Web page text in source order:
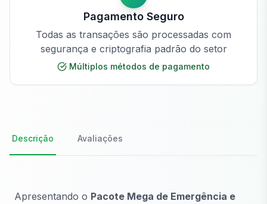
Pagamento Seguro
Todas as transações são processadas com
segurança e criptografia padrão do setor
Múltiplos métodos de pagamento
Descrição Avaliações
Apresentando o Pacote Mega de Emergência e